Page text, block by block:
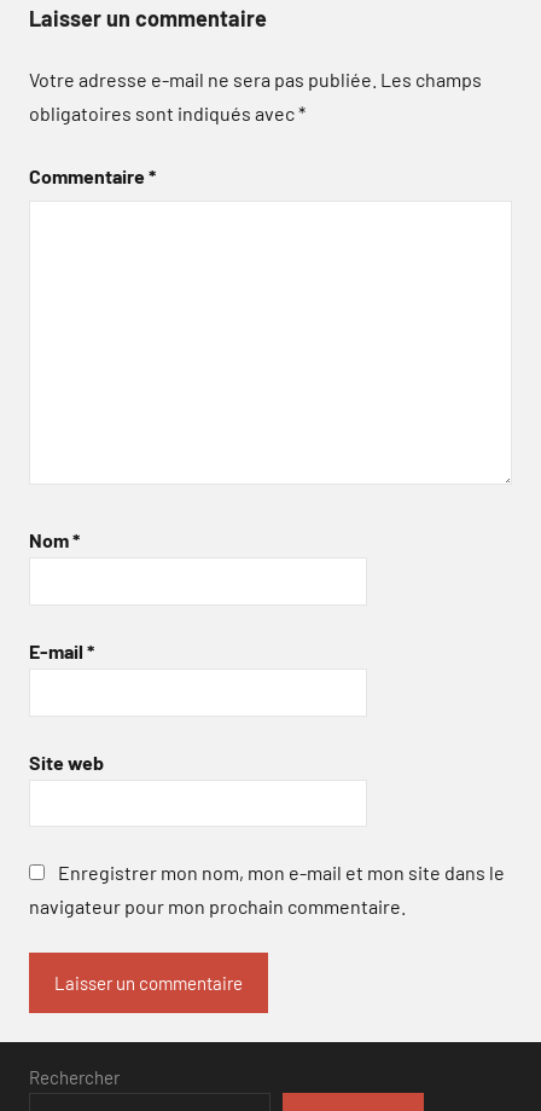
Laisser un commentaire
Votre adresse e-mail ne sera pas publiée. Les champs
obligatoires sont indiqués avec*
Commentaire*
Nom*
E-mail *
Site web
Enregistrer mon nom, mon e-mail et mon site dans le
navigateur pour mon prochain commentaire.
Rechercher